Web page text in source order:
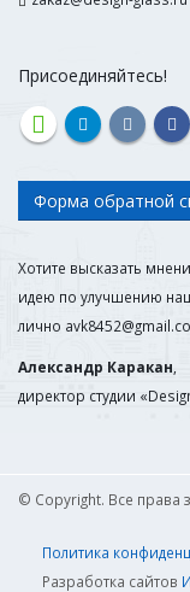
Присоединяйтесь!
Форма обратной
Хотите высказать
идею по улучшению
лично
Александр Каракан
директор студии
© Copyright. Все права
Политика
Разработка сайтов